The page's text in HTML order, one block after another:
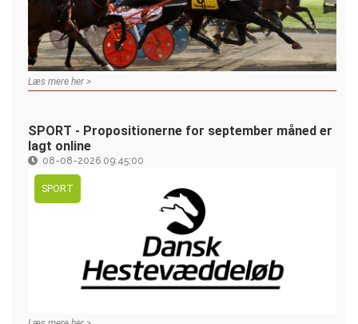
Læs mere her >
SPORT - Propositionerne for september måned er
lagt online
08-08-2026 09:45:00
SPORT